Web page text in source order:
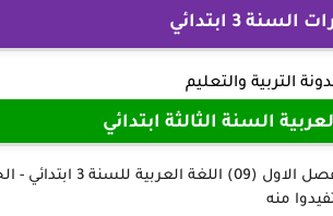
3 ابتدائي
التربية والتعليم
السنة الثالثة ابتدائي
نقدم لكم أعزائنا المتابعين في هذا الموضوع
منه